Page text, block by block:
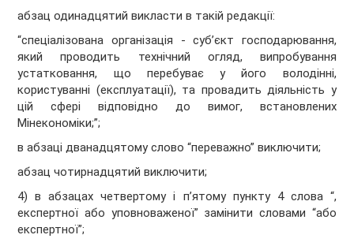
абзац одинадцятий викласти в такій редакції:
“спеціалізована організація - суб’єкт господарювання,
який проводить технічний огляд, випробування
устатковання, що перебуває у його володінні,
користуванні (експлуатації), та провадить діяльність у
цій сфері відповідно до вимог, встановлених
Мінекономіки;”;
в абзаці дванадцятому слово “переважно” виключити;
абзац чотирнадцятий виключити;
4) в абзацах четвертому і п’ятому пункту 4 слова “,
експертної або уповноваженої” замінити словами “або
експертної”;